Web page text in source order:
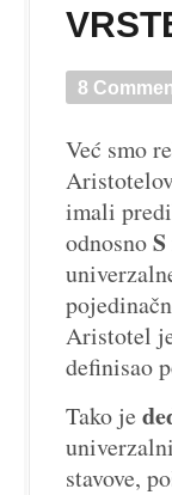
8
Već smo
imali
odnosno
Aristotel
definisao
Tako je
stavove,